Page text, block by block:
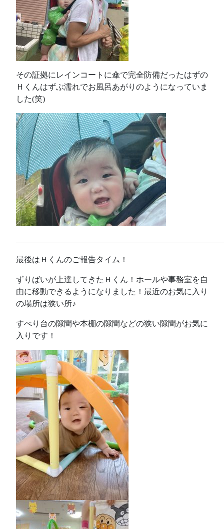
その証拠にレインコートに傘で完全防備だったはずの
Ｈくんはずぶ濡れでお風呂あがりのようになっていま
した(笑)
最後はＨくんのご報告タイム！
ずりばいが上達してきたＨくん！ホールや事務室を自
由に移動できるようになりました！最近のお気に入り
の場所は狭い所♪
すべり台の隙間や本棚の隙間などの狭い隙間がお気に
入りです！